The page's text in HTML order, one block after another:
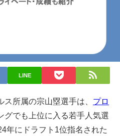
LINE
所属の宗山塁選手は、 プロ
グでも上位に入る若手人気選
年にドラフト1位指名された